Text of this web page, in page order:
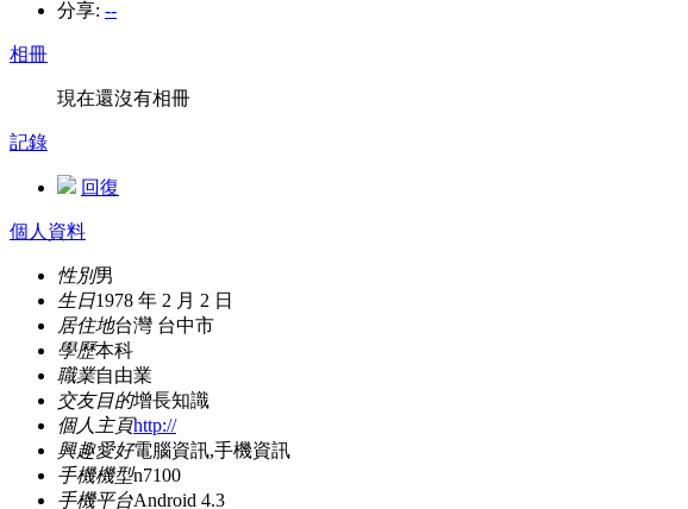
分享: --
相冊
現在還沒有相冊
記錄
回復
個人資料
性別男
生日1978 年 2 月 2 日
居住地台灣 台中市
學歷本科
職業自由業
交友目的增長知識
個人主頁http://
興趣愛好電腦資訊,手機資訊
手機機型n7100
手機平台Android 4.3